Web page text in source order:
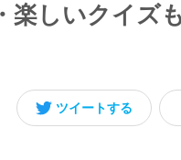
楽しいクイズ
ツイートする